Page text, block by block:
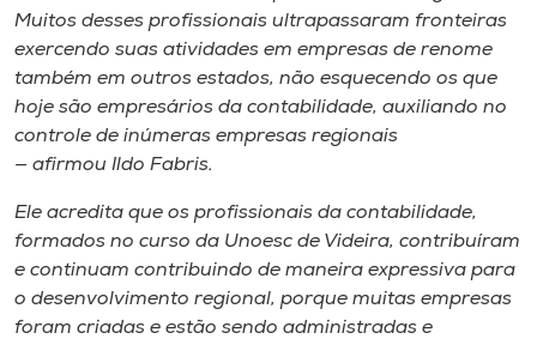
Muitos desses profissionais ultrapassaram fronteiras
exercendo suas atividades em empresas de renome
também em outros estados, não esquecendo os que
hoje são empresários da contabilidade, auxiliando no
controle de inúmeras empresas regionais
— afirmou Ildo Fabris.
Ele acredita que os profissionais da contabilidade,
formados no curso da Unoesc de Videira, contribuíram
e continuam contribuindo de maneira expressiva para
o desenvolvimento regional, porque muitas empresas
foram criadas e estão sendo administradas e